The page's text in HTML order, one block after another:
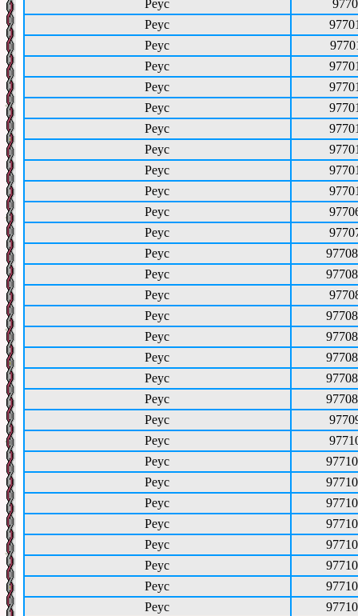
Реус
Реус
Реус
Реус
Реус
Реус
Реус
Реус
Реус
Реус
Реус
Реус
Реус
Реус
Реус
Реус
Реус
Реус
Реус
Реус
Реус
Реус
Реус
Реус
Реус
Реус
Реус
Реус
Реус
Реус